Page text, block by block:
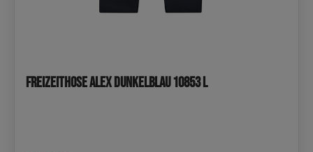
Freizeithose Alex dunkelblau 10853 L